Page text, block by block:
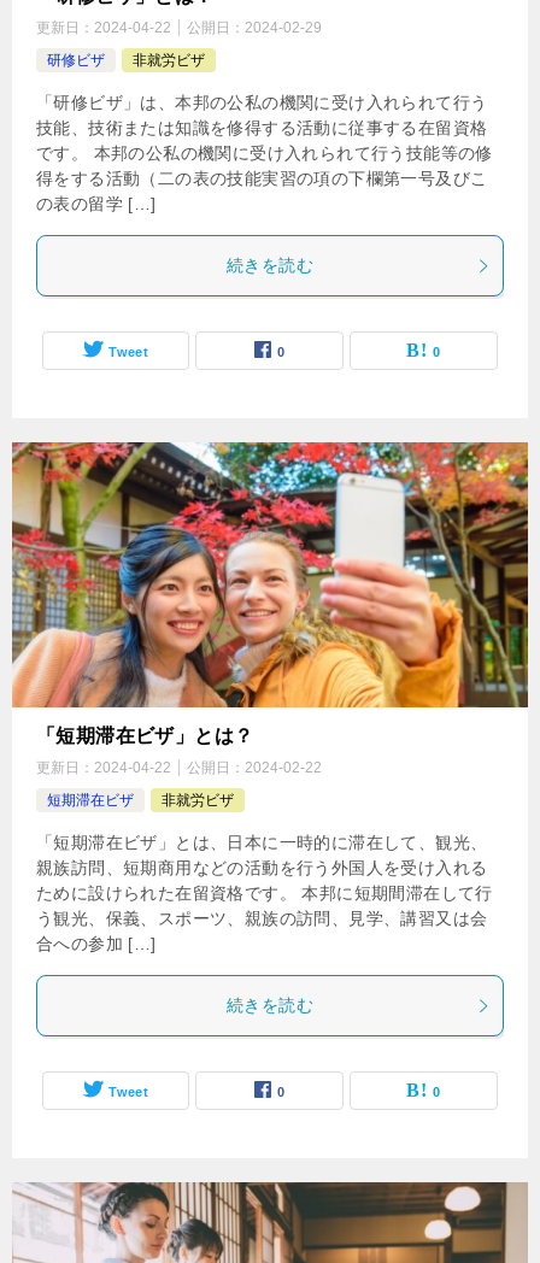
更新日： 2024-04-22 公開日： 2024-02-29
研修ビザ
非就労ビザ
「研修ビザ」は、本邦の公私の機関に受け入れられて行う
技能、技術または知識を修得する活動に従事する在留資格
です。 本邦の公私の機関に受け入れられて行う技能等の修
得をする活動（二の表の技能実習の項の下欄第一号及びこ
の表の留学 […]
続きを読む
Tweet 0 0
「短期滞在ビザ」とは？
更新日： 2024-04-22 公開日： 2024-02-22
短期滞在ビザ
非就労ビザ
「短期滞在ビザ」とは、日本に一時的に滞在して、観光、
親族訪問、短期商用などの活動を行う外国人を受け入れる
ために設けられた在留資格です。 本邦に短期間滞在して行
う観光、保義、スポーツ、親族の訪問、見学、講習又は会
合への参加 […]
続きを読む
Tweet 0 0